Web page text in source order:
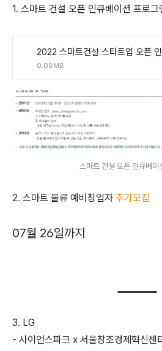
1. 스마트 건설 오픈 인큐베이션 프로그
0.08MB
스마트 건설 오픈 인큐베이
2. 스마트 물류 예비창업자 추가모집
07월 26일까지
3. LG
- 사이언스파크 x 서울창조경제혁신센